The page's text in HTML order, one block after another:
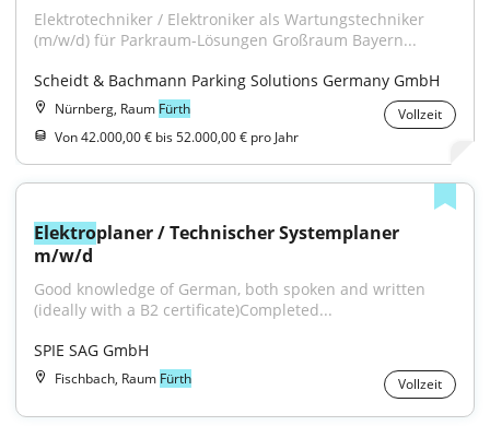
Elektrotechniker / Elektroniker als Wartungstechniker
(m/w/d) für Parkraum-Lösungen Großraum Bayern...
Scheidt & Bachmann Parking Solutions Germany GmbH
Nürnberg, Raum Fürth
Vollzeit
Von 42.000,00 € bis 52.000,00 € pro Jahr
Elektroplaner / Technischer Systemplaner
m/w/d
Good knowledge of German, both spoken and written
(ideally with a B2 certificate)Completed...
SPIE SAG GmbH
Fischbach, Raum Fürth Vollzeit